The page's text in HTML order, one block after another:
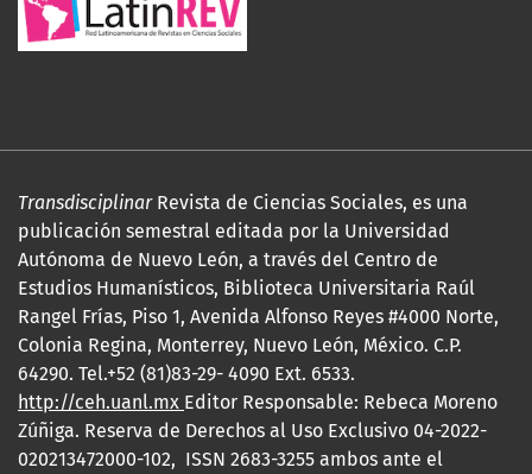
TransdisciplinarRevista de Ciencias Sociales, es una
publicación semestral editada por la Universidad
Autónoma de Nuevo León, a través del Centro de
Estudios Humanísticos, Biblioteca Universitaria Raúl
Rangel Frías, Piso 1, Avenida Alfonso Reyes #4000 Norte,
Colonia Regina, Monterrey, Nuevo León, México. C.P.
64290. Tel.+52 (81)83-29- 4090 Ext. 6533.
http://ceh.uanl.mx Editor Responsable: Rebeca Moreno
Zúñiga. Reserva de Derechos al Uso Exclusivo 04-2022-
020213472000-102, ISSN 2683-3255 ambos ante el